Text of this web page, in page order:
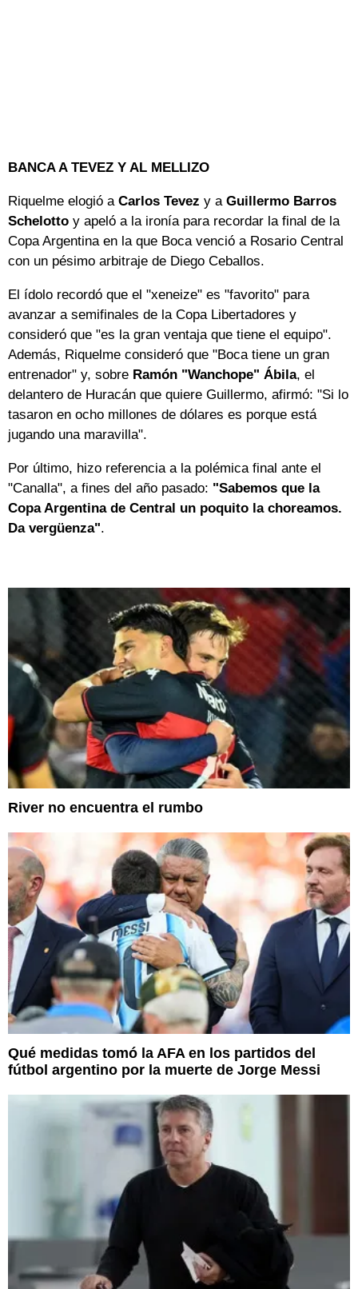
BANCA A TEVEZ Y AL MELLIZO
Riquelme elogió a Carlos Tevez y a Guillermo Barros
Schelotto y apeló a la ironía para recordar la final de la
Copa Argentina en la que Boca venció a Rosario Central
con un pésimo arbitraje de Diego Ceballos.
El ídolo recordó que el "xeneize" es "favorito" para
avanzar a semifinales de la Copa Libertadores y
consideró que "es la gran ventaja que tiene el equipo".
Además, Riquelme consideró que "Boca tiene un gran
entrenador" y, sobre Ramón "Wanchope" Ábila, el
delantero de Huracán que quiere Guillermo, afirmó: "Si lo
tasaron en ocho millones de dólares es porque está
jugando una maravilla".
Por último, hizo referencia a la polémica final ante el
"Canalla", a fines del año pasado: "Sabemos que la
Copa Argentina de Central un poquito la choreamos.
Da vergüenza".
River no encuentra el rumbo
Qué medidas tomó la AFA en los partidos del
fútbol argentino por la muerte de Jorge Messi